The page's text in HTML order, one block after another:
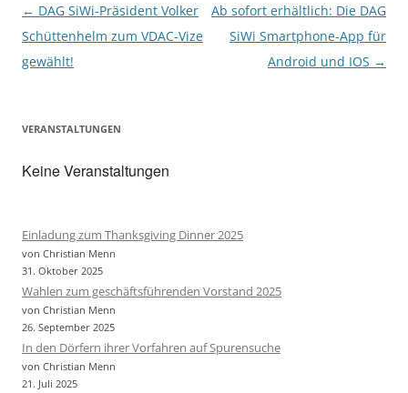
Beitragsnavigation
← DAG SiWi-Präsident Volker
Schüttenhelm zum VDAC-Vize
gewählt!
Ab sofort erhältlich: Die DAG
SiWi Smartphone-App für
Android und IOS →
VERANSTALTUNGEN
Keine Veranstaltungen
Einladung zum Thanksgiving Dinner 2025
von Christian Menn
31. Oktober 2025
Wahlen zum geschäftsführenden Vorstand 2025
von Christian Menn
26. September 2025
In den Dörfern ihrer Vorfahren auf Spurensuche
von Christian Menn
21. Juli 2025